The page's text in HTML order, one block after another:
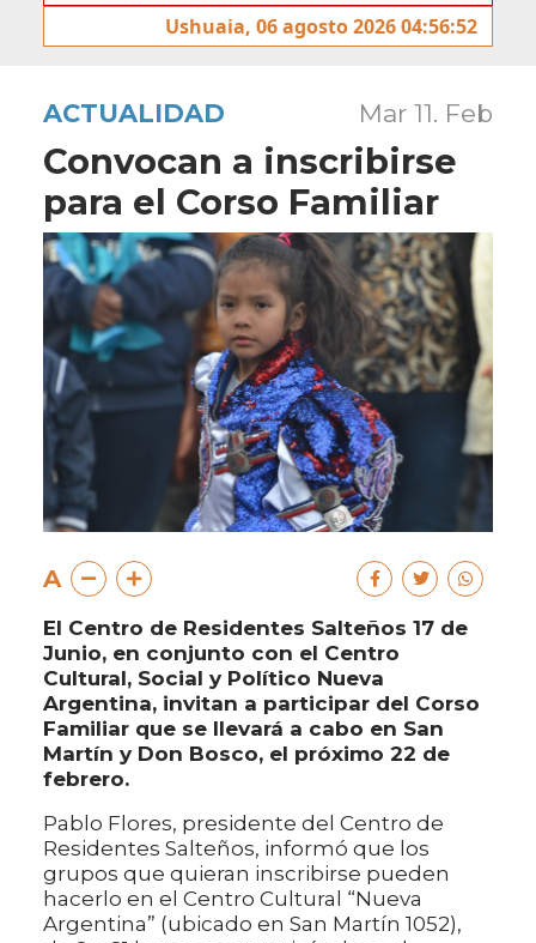
Ushuaia, 06 agosto 2026 04:56:52
ACTUALIDAD Mar 11. Feb
Convocan a inscribirse
para el Corso Familiar
A
El Centro de Residentes Salteños 17 de
Junio, en conjunto con el Centro
Cultural, Social y Político Nueva
Argentina, invitan a participar del Corso
Familiar que se llevará a cabo en San
Martín y Don Bosco, el próximo 22 de
febrero.
Pablo Flores, presidente del Centro de
Residentes Salteños, informó que los
grupos que quieran inscribirse pueden
hacerlo en el Centro Cultural “Nueva
Argentina” (ubicado en San Martín 1052),